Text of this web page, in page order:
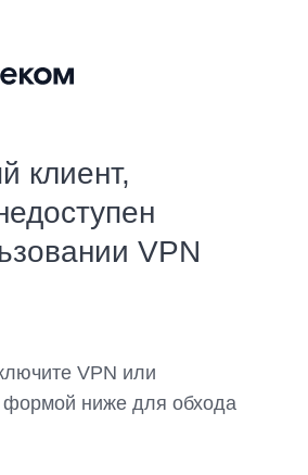
клиент,
VPN
VPN или
формой ниже для обхода